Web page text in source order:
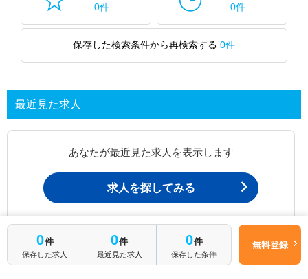
0件
0件
保存した検索条件から再検索する 0件
最近見た求人
あなたが最近見た求人を表示します
求人を探してみる
最近見た求人一覧ページから、
お問い合わせが可能です。
0件
保存した求人
0件
最近見た求人
0件
保存した条件
無料登録